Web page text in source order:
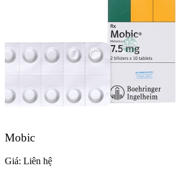
Mobic
Giá: Liên hệ